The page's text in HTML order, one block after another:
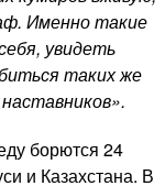
Именно такие
увидеть
таких же
борются 24
и Казахстана. В